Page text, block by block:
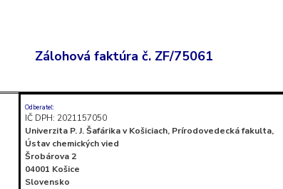
Zálohová faktúra č. ZF/75061
Odberateľ:
IČ DPH: 2021157050
Univerzita P. J. Šafárika v Košiciach, Prírodovedecká fakulta,
Ústav chemických vied
Šrobárova 2
04001 Košice
Slovensko